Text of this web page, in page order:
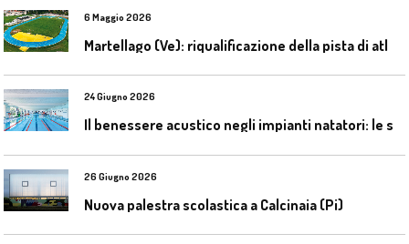
6 Maggio 2026
24 Giugno 2026
26 Giugno 2026
Nuova palestra scolastica a Calcinaia (Pi)